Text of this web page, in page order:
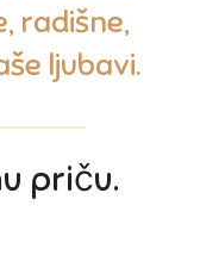
radišne,
ljubavi.
priču.